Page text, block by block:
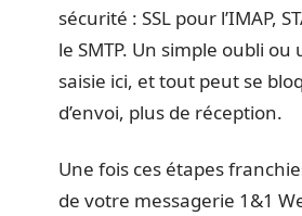
sécurité : SSL pour l’IMAP,
le SMTP. Un simple oubli
saisie ici, et tout peut se
d’envoi, plus de réception.
Une fois ces étapes
de votre messagerie 1&1